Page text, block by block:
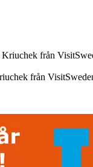
från